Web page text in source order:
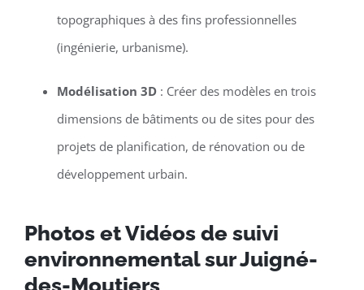
topographiques à des fins professionnelles
(ingénierie, urbanisme).
Modélisation 3D: Créer des modèles en trois
dimensions de bâtiments ou de sites pour des
projets de planification, de rénovation ou de
développement urbain.
Photos et Vidéos de suivi
environnemental sur Juigné-